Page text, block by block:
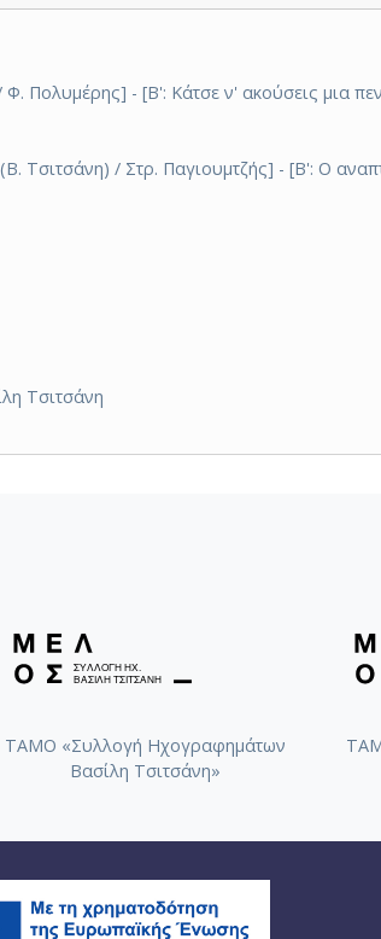
Πολυμέρης] - [Β': Κάτσε ν' ακούσεις μια
Τσιτσάνη) / Στρ. Παγιουμτζής] - [Β': Ο
Τσιτσάνη
ΤΑΜΟ «Συλλογή Ηχογραφημάτων
Βασίλη Τσιτσάνη»